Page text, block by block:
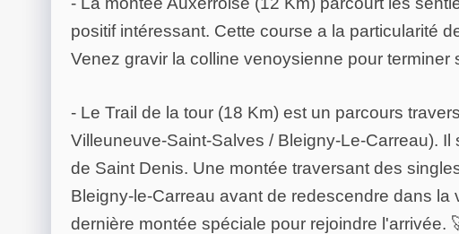
positif intéressant. Cette course a la particularité
Venez gravir la colline venoysienne pour
- Le Trail de la tour (18 Km) est un parcours
Villeuneuve-Saint-Salves / Bleigny-Le-Carreau).
de Saint Denis. Une montée traversant des
Bleigny-le-Carreau avant de redescendre dans la
dernière montée spéciale pour rejoindre l'arrivée.